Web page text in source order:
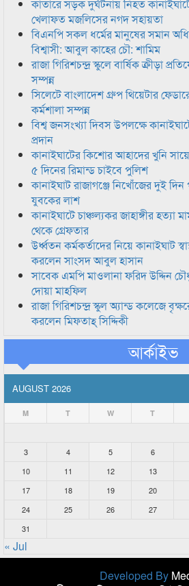
কাতারে সড়ক দুর্ঘটনায় নিহত
খেলাফত মজলিসের নগদ সহায়তা
বিএনপি সকল ধর্মের মানুষের সমান
বিশ্বাসী: আবুল কাহের চৌ: শামিম
রাজা গিরিশচন্দ্র স্কুলে বার্ষিক ক্রীড়া
সম্পন্ন
সিলেটে বাংলাদেশ গ্রুপ থিয়েটার
কর্মশালা সম্পন্ন
বিশ্ব জনসংখ্যা দিবস উপলক্ষে
প্রদান
কানাইঘাটের কিশোর আহাদের খুনি
৫ দিনের রিমান্ড চাইবে পুলিশ
কানাইঘাট রাজাগঞ্জে নিখোঁজের দুই
যুবকের লাশ
কানাইঘাটে চাঞ্চল্যকর জাহাঙ্গীর হত্যা
থেকে গ্রেফতার
উর্ধ্বতন কর্মকর্তাদের নিয়ে কানাইঘাট
করলেন সাংসদ আবুল হাসান
সাবেক এমপি মাওলানা ফরিদ উদ্দিন
দোয়া মাহফিল
রাজা গিরিশচন্দ্র স্কুল অ্যান্ড কলেজে
করলেন মিফতাহ্ সিদ্দিকী
আর্কাইভ
AUGUST 2026
M T W T
3
4 5 6
10
11 12 13
17
18 19 20
24
25 26 27
31
« Jul
Developed By